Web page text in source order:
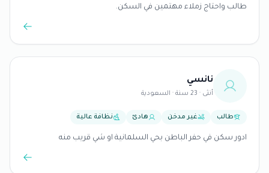
طالب واحتاج زملاء مهتمين في السكن.
نانسي
أنثى · 23 سنة · السعودية
طالب غير مدخن هادئ نظافة عالية
ادور سكن في حفر الباطن بحي السلمانية او شي قريب منه